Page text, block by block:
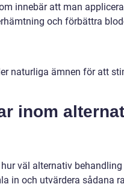
innebär att man
och förbättra
naturliga ämnen för att
inom
väl alternativ
in och utvärdera sådana